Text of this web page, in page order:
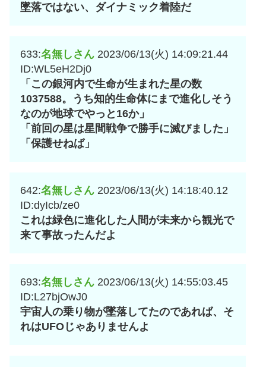
墜落ではない、ダイナミック着陸だ
633:名無しさん 2023/06/13(火) 14:09:21.44
ID:WL5eH2Dj0
「この銀河内で生命が生まれた星の数
1037588。うち知的生命体にまで進化しそう
なのが地球でやっと16か」
「前回の星は星間戦争で勝手に滅びました」
「保護せねば」
642:名無しさん 2023/06/13(火) 14:18:40.12
ID:dyIcb/ze0
これは緑色に進化した人間が未来から観光で
来て事故ったんだよ
693:名無しさん 2023/06/13(火) 14:55:03.45
ID:L27bjOwJ0
宇宙人の乗り物が墜落してたのであれば、そ
れはUFOじゃありませんよ